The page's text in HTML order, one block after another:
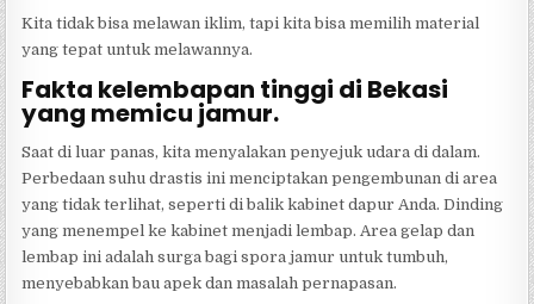
Kita tidak bisa melawan iklim, tapi kita bisa memilih material
yang tepat untuk melawannya.
Fakta kelembapan tinggi di Bekasi
yang memicu jamur.
Saat di luar panas, kita menyalakan penyejuk udara di dalam.
Perbedaan suhu drastis ini menciptakan pengembunan di area
yang tidak terlihat, seperti di balik kabinet dapur Anda. Dinding
yang menempel ke kabinet menjadi lembap. Area gelap dan
lembap ini adalah surga bagi spora jamur untuk tumbuh,
menyebabkan bau apek dan masalah pernapasan.